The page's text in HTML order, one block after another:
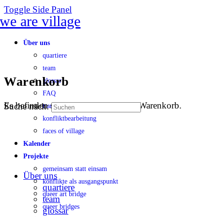
Toggle Side Panel
Über uns
quartiere
team
glossar
FAQ
transparenz
konfliktbearbeitung
faces of village
Kalender
Projekte
gemeinsam statt einsam
konflikte als ausgangspunkt
queer art bridge
queer bridges
Warenkorb
Es befinden sich keine Produkte im Warenkorb.
Suche nach:
Über uns
quartiere
team
glossar